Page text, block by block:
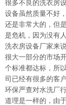
很多不良的洗衣房
设备虽然质量不好
还是非常大的，但
是危机，因为没有
洗衣房设备厂家来
很大一部分的市场
个标准都达标，所
司已经有很多的客
环保严查对水洗厂
道理是一样的，由